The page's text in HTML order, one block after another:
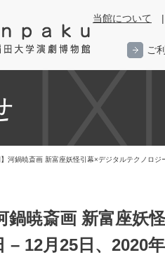
当館について
ご
河鍋暁斎画 新富座妖怪引幕×デジタルテクノロ
鍋暁斎画 新富座
– 12月25日、2020年